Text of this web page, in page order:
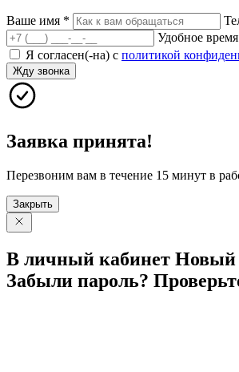
Ваше имя *
Удобное время
Я согласен(-на) с политикой
Жду звонка
Заявка принята!
Перезвоним вам в течение 15 минут в
Закрыть
В личный кабинет Новый
Забыли пароль?